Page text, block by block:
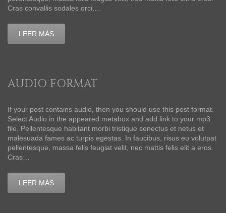
Cras convallis sodales orci,…
LEER MÁS
AUDIO FORMAT
If your post contains audio, then you should use this post format.
Select Audio in the appeared metabox and add link to your mp3
file. Pellentesque habitant morbi tristique senectus et netus et
malesuada fames ac turpis egestas. In faucibus, risus eu volutpat
pellentesque, massa felis feugiat velit, nec mattis felis elit a eros.
Cras…
LEER MÁS